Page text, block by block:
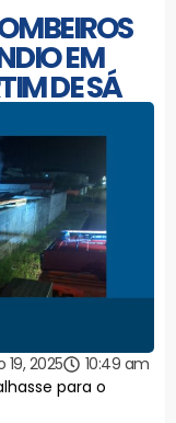
EM
DE SÁ
2025
10:49 am
para o